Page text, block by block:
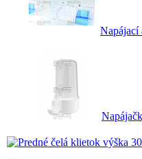
Napájací